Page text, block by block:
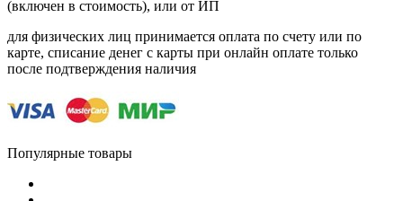
(включен в стоимость), или от ИП
для физических лиц принимается оплата по счету или по
карте, списание денег с карты при онлайн оплате только
после подтверждения наличия
Популярные товары